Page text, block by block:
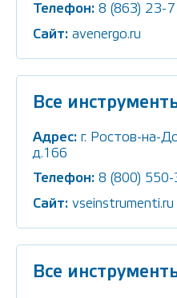
Телефон: 8 (863) 23-
Сайт: avenergo.ru
Все
Адрес: г. Ростов-на-
д.166
Телефон: 8 (800)
Сайт: vseinstrumenti.ru
Все